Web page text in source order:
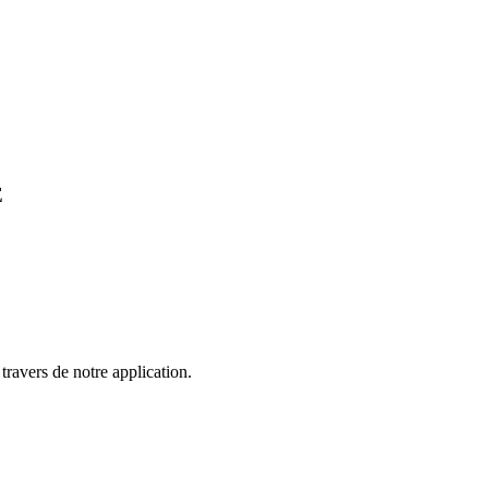
de notre application.